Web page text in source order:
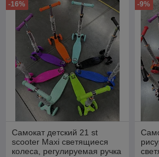
-16%
Самокат детский 21 st
scooter Maxi светящиеся
колеса, регулируемая ручка
-9%